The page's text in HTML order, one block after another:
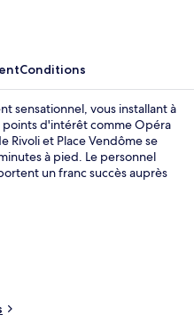
Conditions
sensationnel, vous installant à
points d'intérêt comme Opéra
Rivoli et Place Vendôme se
à pied. Le personnel
un franc succès auprès
: Station de métro Quatre-
de métro Pyramides, à 3